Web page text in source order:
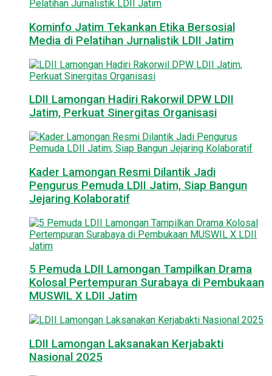
Kominfo Jatim Tekankan Etika Bersosial
Media di Pelatihan Jurnalistik LDII Jatim
LDII Lamongan Hadiri Rakorwil DPW LDII
Jatim, Perkuat Sinergitas Organisasi
Kader Lamongan Resmi Dilantik Jadi
Pengurus Pemuda LDII Jatim, Siap Bangun
Jejaring Kolaboratif
5 Pemuda LDII Lamongan Tampilkan Drama
Kolosal Pertempuran Surabaya di Pembukaan
MUSWIL X LDII Jatim
LDII Lamongan Laksanakan Kerjabakti
Nasional 2025